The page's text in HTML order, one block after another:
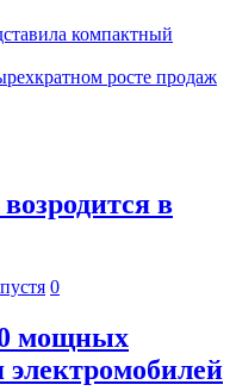
компактный
росте продаж
в
0
мощных